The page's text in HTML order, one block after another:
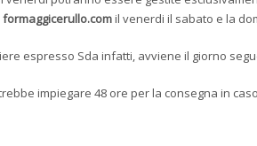
formaggicerullo.comil venerdi il sabato e la
espresso Sda infatti, avviene il giorno
impiegare 48 ore per la consegna in